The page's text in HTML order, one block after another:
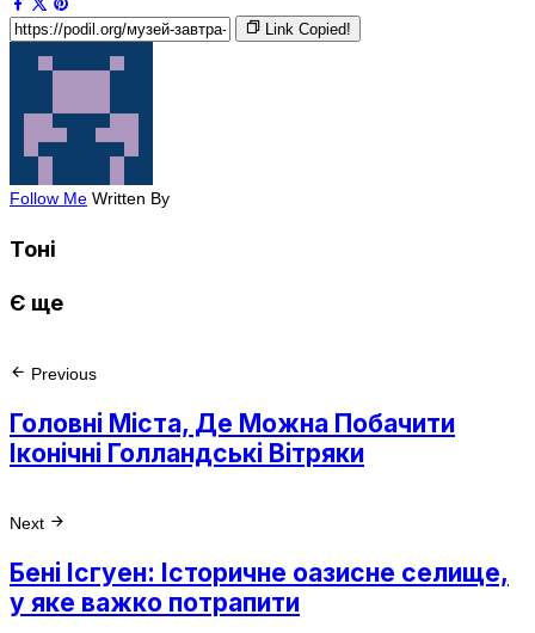
Link Copied!
Follow Me Written By
Тоні
Є ще
Previous
Головні Міста, Де Можна Побачити
Іконічні Голландські Вітряки
Next
Бені Ісгуен: Історичне оазисне селище,
у яке важко потрапити